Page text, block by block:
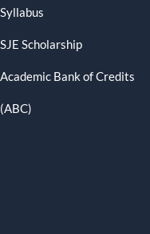
Syllabus
SJE Scholarship
Academic Bank of Credits
(ABC)